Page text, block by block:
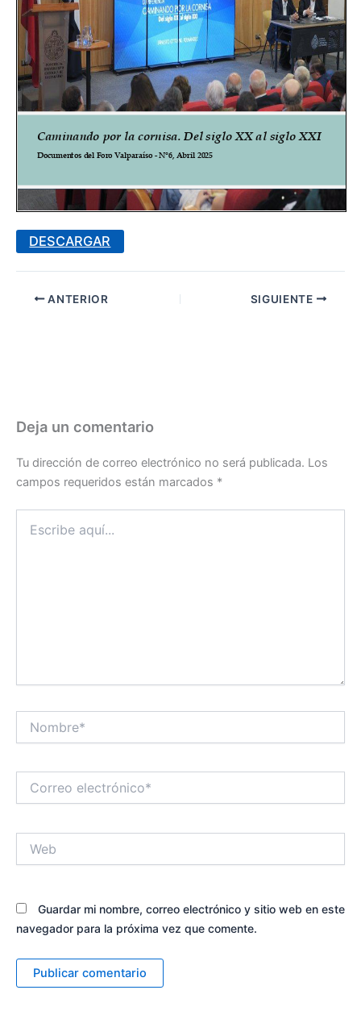
DESCARGAR
ANTERIOR SIGUIENTE
Deja un comentario
Tu dirección de correo electrónico no será publicada. Los
campos requeridos están marcados *
aquí...
electrónico*
Guardar mi nombre, correo electrónico y sitio web en este
navegador para la próxima vez que comente.